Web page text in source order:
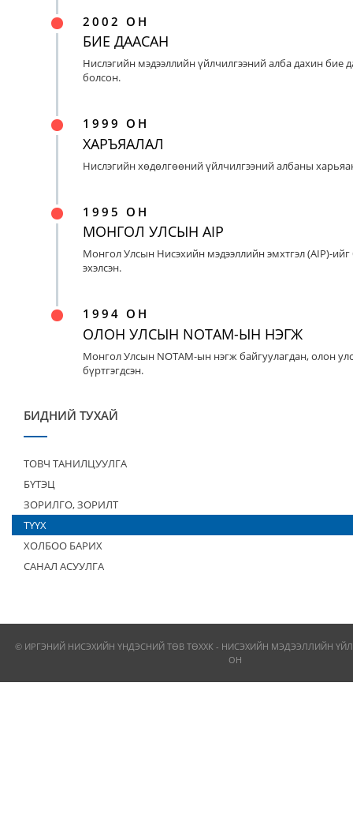
2002 ОН
БИЕ ДААСАН
Нислэгийн мэдээллийн үйлчилгээний алба дахин бие
болсон.
1999 ОН
ХАРЪЯАЛАЛ
Нислэгийн хөдөлгөөний үйлчилгээний албаны
1995 ОН
МОНГОЛ УЛСЫН AIP
Монгол Улсын Нисэхийн мэдээллийн эмхтгэл (AIP)-
эхэлсэн.
1994 ОН
ОЛОН УЛСЫН NOTAM-ЫН НЭГЖ
Монгол Улсын NOTAM-ын нэгж байгуулагдан, олон
бүртгэгдсэн.
БИДНИЙ ТУХАЙ
ТОВЧ ТАНИЛЦУУЛГА
БҮТЭЦ
ЗОРИЛГО, ЗОРИЛТ
ТҮҮХ
ХОЛБОО БАРИХ
САНАЛ АСУУЛГА
© ИРГЭНИЙ НИСЭХИЙН ҮНДЭСНИЙ ТӨВ ТӨХХК - НИСЭХИЙН МЭДЭЭЛЛИЙН
ОН